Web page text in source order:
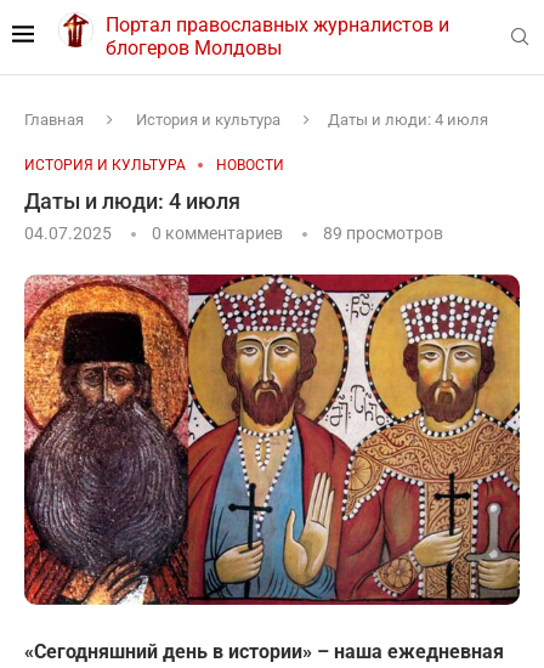
Портал православных журналистов и
блогеров Молдовы
Главная История и культура Даты и люди: 4 июля
ИСТОРИЯ И КУЛЬТУРА НОВОСТИ
Даты и люди: 4 июля
04.07.2025 0 комментариев 89 просмотров
«Сегодняшний день в истории» – наша ежедневная